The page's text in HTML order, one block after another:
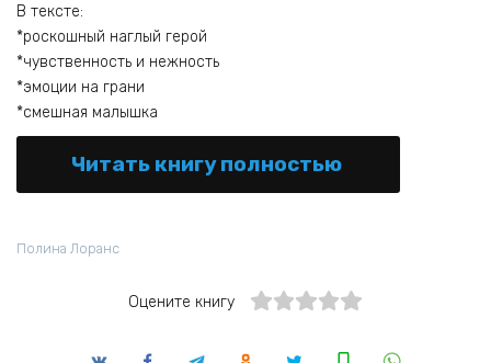
В тексте:
*роскошный наглый герой
*чувственность и нежность
*эмоции на грани
*смешная малышка
Читать книгу полностью
Полина Лоранс
Оцените книгу